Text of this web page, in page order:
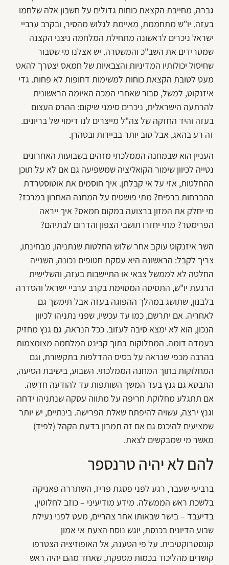
גברה, מחייבת הקצאת כוחות גדולים על חשבון אלה שלחמו
בעזה. יו"ש מתחממת, מאיימת לגלוש מהסיר, ובקרב ערביי
ישראל ניכרים לראשונה מתחילת המלחמה ניצני הקצנה
שמטרידים את השב"כ והמשטרה. יש אצלנו מי שסבור
שחיסול יכולותיו המדיניות והצבאיות של חמאס יצטרך להאט
מעט לטובת הקצאת כוחות למשימות דחופות לא פחות. גדי
איזנקוט, למשל, סבור שאחרי המכה האיומה הראשונית
להרתעה הישראלית, ניכרים סימני שיקום: ההרס העצום
בעזה והיד החזקה של צה"ל מייצרים לנו דימוי של בריונים.
זה רע בהאג, אבל טוב יותר בביירות ובטהרן.
העניין הוא שבמחנה הממלכתי מזהים בשבועות האחרונים
נטייה לכיוון שימור הקואליציה שמשפיעה גם אם לא על תוכן
ההחלטות, אזי על אי קבלתן. איך חוסמים את אוטוסטרדת
ההברחות ברפיח? מתי פושטים על המחנה האחרון במרכז?
מי יחלק את המזון ברצועה במקום חמאס? איך ייראה
הפרימטר? מתי יחזרו תושבי הצפון והדרום לבתיהם?
השר איזנקוט עוקב אחר שלוש החלטות שנתניהו, מבחינתו,
צריך לקבל: הראשונה היא עסקת חטופים נכונה, השנייה
החלטה לא לממשל צבאי או התיישבות בעזה, והשלישית
הרגעת יו"ש, התסיסה המסוימת בקרב ערביי ישראל והסדרה
בלבנון, שתושג במהלך ההפוגה בעזה אבל תימשך גם
לאחריה. אם יתרשם, כמו עד עכשיו, שפני נתניהו לכיוון
הנכון, הוא לא ימצא סיבה לעזוב. ככל הנראה, גם גנץ מחזיק
בעמדה דומה. המחלוקות בתוך קבינט המלחמה מצומצמות
בהרבה מכפי שנראה על בסיס ההדלפות בתקשורת, וגם
המחלוקות בתוך המחנה הממלכתי. השבוע, בישיבת הסיעה,
התבטא גם גנץ בעד המשך השותפות עד להודעה חדשה.
אם תתגלע מחלוקת חריפה על מתווה עסקה שנתניהו ידחה
וגנץ ירצה, עשויה להיפתח שאלת הפרישה. בינתיים, יש יותר
שמציעים להיכנס גם אם זה תמרון בדעת הקהל (לפיד)
מאשר מי שמבקשים לצאת.
להם לא יהיה טרנספר
ברביעי שעבר, רגע לפני פסגת פריז, השתררה פאניקה
בלשכת ראש הממשלה. מידע מודיעיני – כוזב לחלוטין,
בדיעבד – בישר שבאותו אחר צהריים, מעט לפני נעילת
שבוע הדיונים בכנסת, יוגש נוסח הצעת אי אמון
קונסטרוקטיבית. על פי הטענה, אל האופוזיציה הצטרפו
קושרים מהליכוד בכמות מספקת, שאחד מהם יהיה ראש